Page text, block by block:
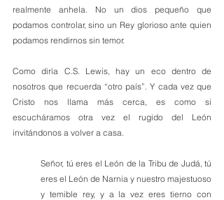
realmente anhela. No un dios pequeño que
podamos controlar, sino un Rey glorioso ante quien
podamos rendirnos sin temor.
Como diría C.S. Lewis, hay un eco dentro de
nosotros que recuerda “otro país”. Y cada vez que
Cristo nos llama más cerca, es como si
escucháramos otra vez el rugido del León
invitándonos a volver a casa.
Señor, tú eres el León de la Tribu de Judá, tú
eres el León de Narnia y nuestro majestuoso
y temible rey, y a la vez eres tierno con